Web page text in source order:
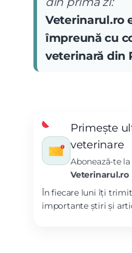
Veterinarul.ro
împreună cu
veterinară din
Primește
veterinare
Abonează-te la
Veterinarul.ro
În fiecare luni îți
importante știri și